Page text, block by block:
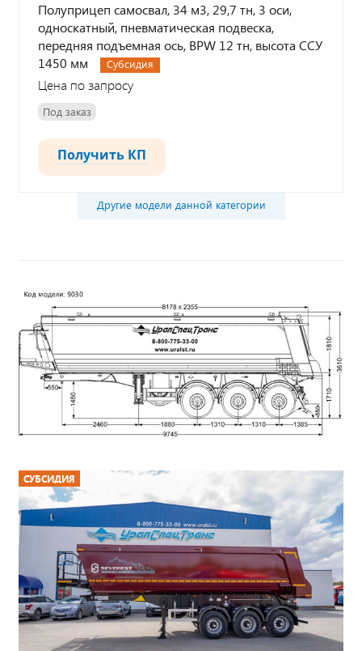
Полуприцеп самосвал, 34 м3, 29,7 тн, 3 оси,
односкатный, пневматическая подвеска,
передняя подъемная ось, BPW 12 тн, высота ССУ
1450 мм
Субсидия
Цена по запросу
Под заказ
Получить КП
Другие модели данной категории
СУБСИДИЯ